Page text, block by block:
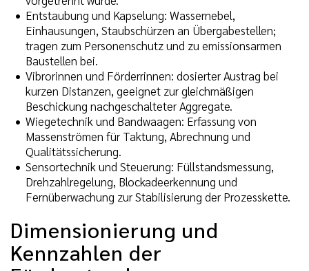
Entstaubung und Kapselung: Wassernebel,
Einhausungen, Staubschürzen an Übergabestellen;
tragen zum Personenschutz und zu emissionsarmen
Baustellen bei.
Vibrorinnen und Förderrinnen: dosierter Austrag bei
kurzen Distanzen, geeignet zur gleichmäßigen
Beschickung nachgeschalteter Aggregate.
Wiegetechnik und Bandwaagen: Erfassung von
Massenströmen für Taktung, Abrechnung und
Qualitätssicherung.
Sensortechnik und Steuerung: Füllstandsmessung,
Drehzahlregelung, Blockadeerkennung und
Fernüberwachung zur Stabilisierung der Prozesskette.
Dimensionierung und
Kennzahlen der